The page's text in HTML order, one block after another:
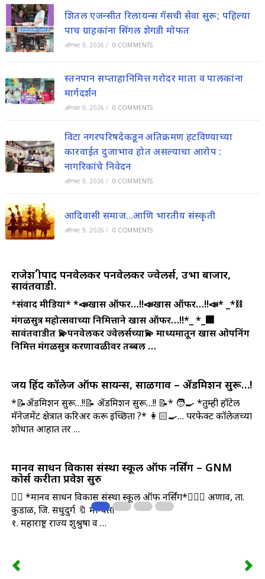
शितल एजन्सीत रिलायन्स गॅसची सेवा सुरू; पहिल्या
पाच ग्राहकांना सिंगल शेगडी मोफत
ऑगस्ट 9, 2026 / 0 COMMENTS
स्तनपान सप्ताहानिमित्त गरोदर माता व पालकांना
मार्गदर्शन
ऑगस्ट 9, 2026 / 0 COMMENTS
विटा नगरपरिषदेकडून अतिक्रमण हटविण्याच्या
कारवाईत दुजाभाव होत असल्याचा आरोप :
नागरिकांचे निवेदन
ऑगस्ट 9, 2026 / 0 COMMENTS
आदिवासी समाज…आणि भारतीय संस्कृती
ऑगस्ट 9, 2026 / 0 COMMENTS
राजेश श्रीपाद पनवेलकर पनवेलकर ज्वेलर्स, उभा बाजार,
सावंतवाडी.
*संवाद मीडिया**📣खास ऑफर…!!📣खास ऑफर…!!📣* _*⛓️
मंगळसुत्र महोत्सवाच्या निमित्ताने खास ऑफर…!!*_ *_🏢
सावंतवाडीत 💫पनवेलकर ज्वेलर्सच्या💫 माध्यमातून खास ओपनिंग
निमित्त मंगळसुत्र करणावळीवर तब्बल …
जय हिंद कॉलेज ऑफ सायन्स, साळगाव – ॲडमिशन सुरू…!
*📝ॲडमिशन सुरू…!!📝 ॲडमिशन सुरू…!! 📝* 🧑‍🍳 *तुम्ही हॉटेल
मॅनेजमेंट क्षेत्रात करिअर करू इच्छिता ?* 👩🏻‍🍳… परफेक्ट कॉलेजच्या
शोधात आहात तर …
मानव साधन विकास संस्था स्कूल ऑफ नर्सिंग – GNM
कोर्स करीता प्रवेश सुरु
🧑‍⚕️ *मानव साधन विकास संस्था स्कूल ऑफ नर्सिंग*👩🏻‍⚕️ अणाव, ता.
कुडाळ, जि. सिंधुदुर्ग 🔖 मान्यता
१. महाराष्ट्र राज्य शुश्रुषा व …